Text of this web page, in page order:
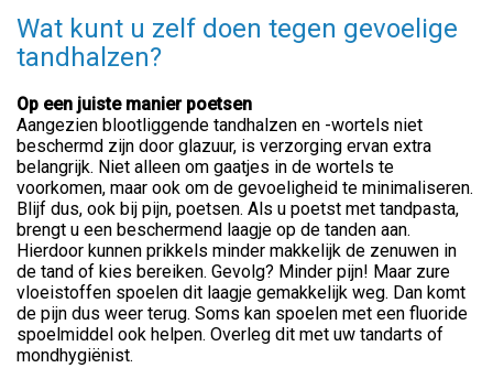
Wat kunt u zelf doen tegen gevoelige
tandhalzen?
Op een juiste manier poetsen
Aangezien blootliggende tandhalzen en -wortels niet
beschermd zijn door glazuur, is verzorging ervan extra
belangrijk. Niet alleen om gaatjes in de wortels te
voorkomen, maar ook om de gevoeligheid te minimaliseren.
Blijf dus, ook bij pijn, poetsen. Als u poetst met tandpasta,
brengt u een beschermend laagje op de tanden aan.
Hierdoor kunnen prikkels minder makkelijk de zenuwen in
de tand of kies bereiken. Gevolg? Minder pijn! Maar zure
vloeistoffen spoelen dit laagje gemakkelijk weg. Dan komt
de pijn dus weer terug. Soms kan spoelen met een fluoride
spoelmiddel ook helpen. Overleg dit met uw tandarts of
mondhygiënist.